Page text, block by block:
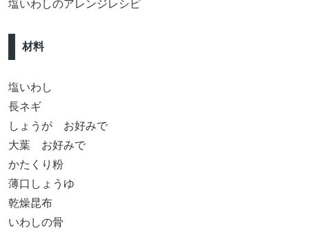
塩いわしのアレンジレシピ
材料
塩いわし
長ネギ
しょうが お好みで
大葉 お好みで
かたくり粉
薄口しょうゆ
乾燥昆布
いわしの骨